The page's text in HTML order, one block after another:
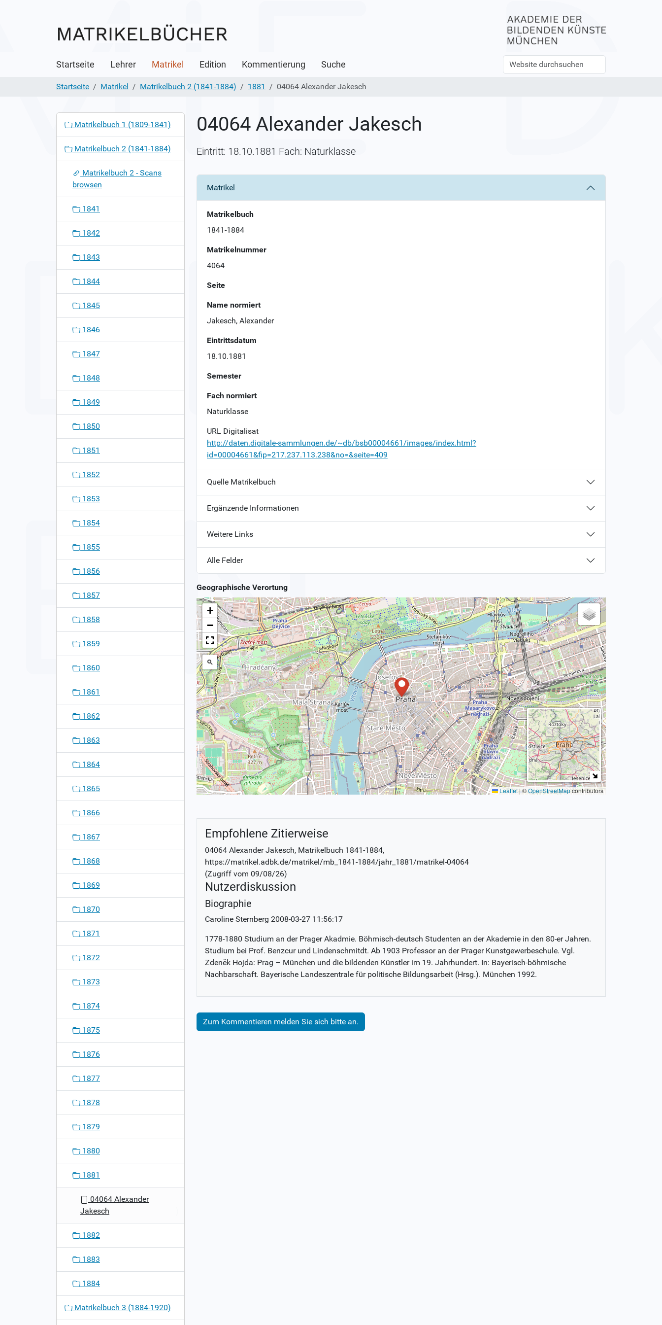
Startseite Lehrer Matrikel Edition Kommentierung Suche
Website
durchsuchen
Erweiterte
Suche…
Startseite
Matrikel Matrikelbuch 2 (1841-1884) 1881 04064 Alexander Jakesch
04064 Alexander Jakesch
Eintritt: 18.10.1881 Fach: Naturklasse
Matrikel
Matrikelbuch
1841-1884
Matrikelnummer
4064
Seite
Name normiert
Jakesch, Alexander
Eintrittsdatum
18.10.1881
Semester
Fach normiert
Naturklasse
URL Digitalisat
http://daten.digitale-sammlungen.de/~db/bsb00004661/images/index.html?
id=00004661&fip=217.237.113.238&no=&seite=409
Quelle Matrikelbuch
Ergänzende Informationen
Weitere Links
Alle Felder
Geographische Verortung
+
−
Leaflet |©OpenStreetMapcontributors
Empfohlene Zitierweise
04064 Alexander Jakesch, Matrikelbuch 1841-1884,
https://matrikel.adbk.de/matrikel/mb_1841-1884/jahr_1881/matrikel-04064
(Zugriff vom 09/08/26)
Nutzerdiskussion
Biographie
Caroline Sternberg 2008-03-27 11:56:17
1778-1880 Studium an der Prager Akadmie. Böhmisch-deutsch Studenten an der Akademie in den 80-er Jahren.
Studium bei Prof. Benzcur und Lindenschmitdt. Ab 1903 Professor an der Prager Kunstgewerbeschule. Vgl.
Zdenĕk Hojda: Prag – München und die bildenden Künstler im 19. Jahrhundert. In: Bayerisch-böhmische
Nachbarschaft. Bayerische Landeszentrale für politische Bildungsarbeit (Hrsg.). München 1992.
Zum Kommentieren melden Sie sich bitte an.
n
Matrikelbuch 1 (1809-1841)
Matrikelbuch 2 (1841-1884)
Matrikelbuch 2 - Scans
browsen
1841
1842
1843
1844
1845
1846
1847
1848
1849
1850
1851
1852
1853
1854
1855
1856
1857
1858
1859
1860
1861
1862
1863
1864
1865
1866
1867
1868
1869
1870
1871
1872
1873
1874
1875
1876
1877
1878
1879
1880
1881
04064 Alexander
Jakesch
1882
1883
1884
Matrikelbuch 3 (1884-1920)